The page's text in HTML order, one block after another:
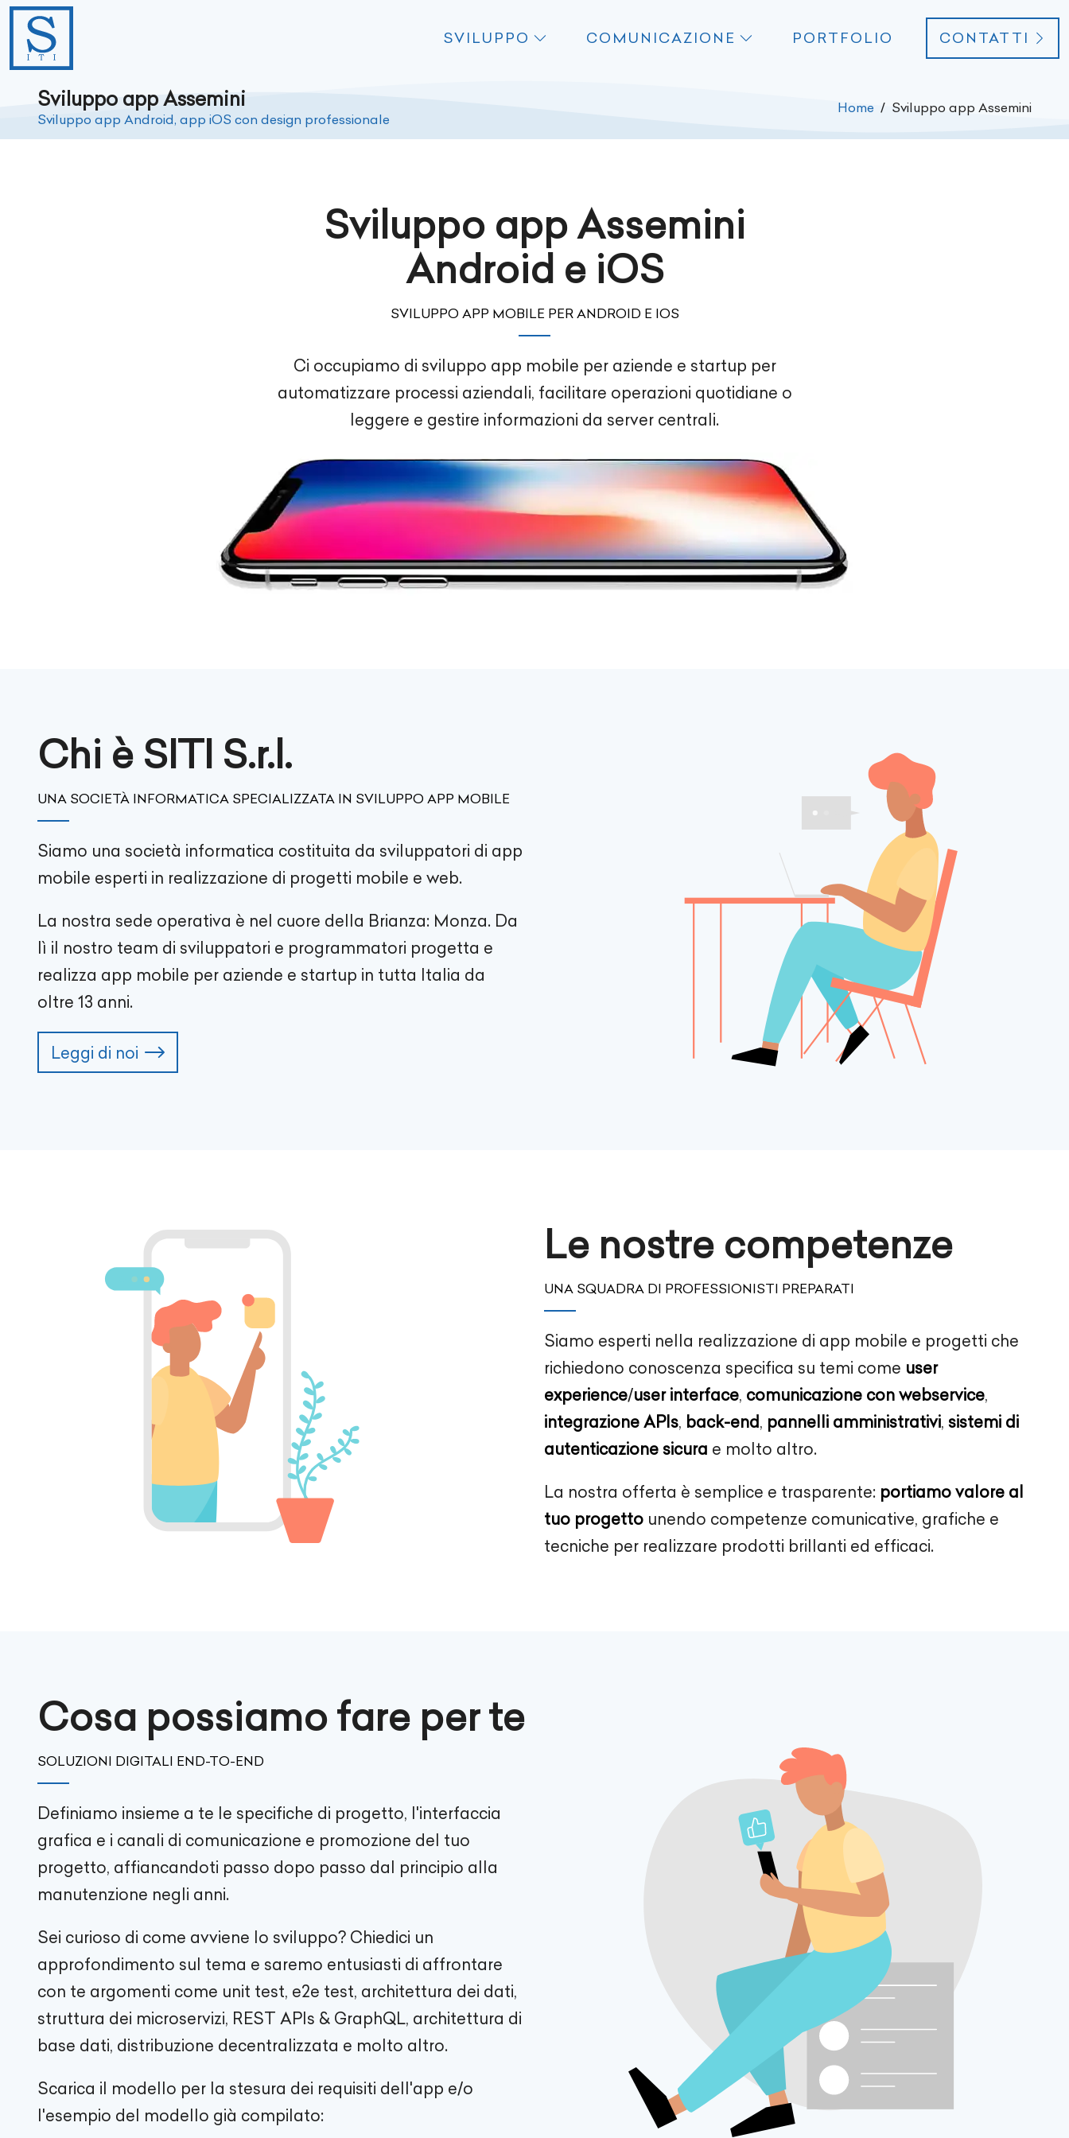
SVILUPPO COMUNICAZIONE PORTFOLIO CONTATTI
Sviluppo app Assemini
Sviluppo app Android, app iOS con design professionale
Home Sviluppo app Assemini
Sviluppo app Assemini
Android e iOS
SVILUPPO APP MOBILE PER ANDROID E IOS
Ci occupiamo di sviluppo app mobile per aziende e startup per
automatizzare processi aziendali, facilitare operazioni quotidiane o
leggere e gestire informazioni da server centrali.
Chi è SITI S.r.l.
UNA SOCIETÀ INFORMATICA SPECIALIZZATA IN SVILUPPO APP MOBILE
Siamo una società informatica costituita da sviluppatori di app
mobile esperti in realizzazione di progetti mobile e web.
La nostra sede operativa è nel cuore della Brianza: Monza. Da
lì il nostro team di sviluppatori e programmatori progetta e
realizza app mobile per aziende e startup in tutta Italia da
oltre 13 anni.
Leggi di noi
Le nostre competenze
UNA SQUADRA DI PROFESSIONISTI PREPARATI
Siamo esperti nella realizzazione di app mobile e progetti che
richiedono conoscenza specifica su temi come user
experience/user interface, comunicazione con webservice,
integrazione APIs, back-end, pannelli amministrativi, sistemi di
autenticazione sicura e molto altro.
La nostra offerta è semplice e trasparente: portiamo valore al
tuo progetto unendo competenze comunicative, grafiche e
tecniche per realizzare prodotti brillanti ed efficaci.
Cosa possiamo fare per te
SOLUZIONI DIGITALI END-TO-END
Definiamo insieme a te le specifiche di progetto, l'interfaccia
grafica e i canali di comunicazione e promozione del tuo
progetto, affiancandoti passo dopo passo dal principio alla
manutenzione negli anni.
Sei curioso di come avviene lo sviluppo? Chiedici un
approfondimento sul tema e saremo entusiasti di affrontare
con te argomenti come unit test, e2e test, architettura dei dati,
struttura dei microservizi, REST APIs & GraphQL, architettura di
base dati, distribuzione decentralizzata e molto altro.
Scarica il modello per la stesura dei requisiti dell'app e/o
l'esempio del modello già compilato: